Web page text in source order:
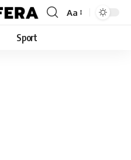
Font
Aa
Sport